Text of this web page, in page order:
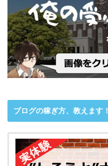
ブログの稼ぎ方、教えます！